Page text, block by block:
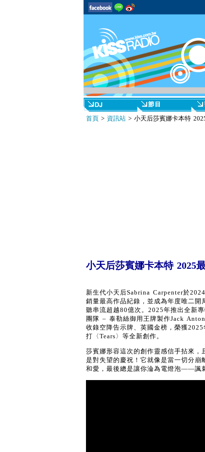
首頁> 資訊站> 小天后莎賓娜卡本特 2025
小天后莎賓娜卡本特 2025
新生代小天后Sabrina Carpenter於
銷量最高作品紀錄，並成為年度唯二
聽串流超越80億次。2025年推出全新
團隊 – 泰勒絲御用王牌製作Jack
收錄空降告示牌、英國金榜，榮獲
打〈Tears〉等全新創作。
莎賓娜形容這次的創作靈感信手拈來
是對失望的慶祝！它就像是當一切分
和愛，最後總是讓你淪為電燈泡——諷